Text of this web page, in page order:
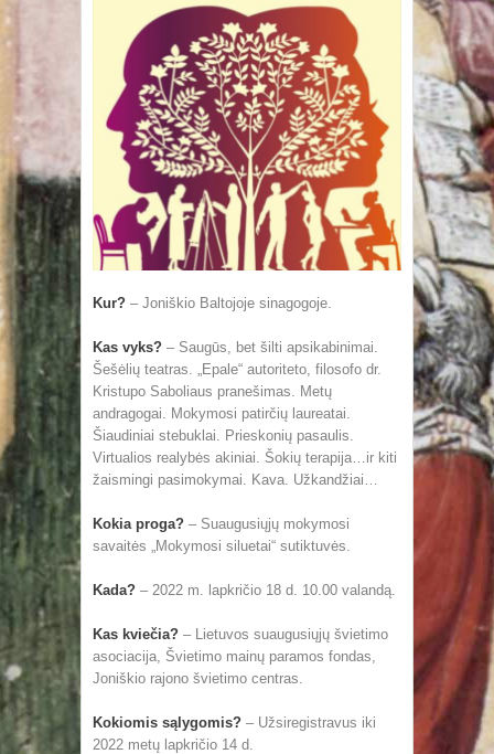
Kur? – Joniškio Baltojoje sinagogoje.
Kas vyks? – Saugūs, bet šilti apsikabinimai.
Šešėlių teatras. „Epale“ autoriteto, filosofo dr.
Kristupo Saboliaus pranešimas. Metų
andragogai. Mokymosi patirčių laureatai.
Šiaudiniai stebuklai. Prieskonių pasaulis.
Virtualios realybės akiniai. Šokių terapija…ir kiti
žaismingi pasimokymai. Kava. Užkandžiai…
Kokia proga? – Suaugusiųjų mokymosi
savaitės „Mokymosi siluetai“ sutiktuvės.
Kada? – 2022 m. lapkričio 18 d. 10.00 valandą.
Kas kviečia? – Lietuvos suaugusiųjų švietimo
asociacija, Švietimo mainų paramos fondas,
Joniškio rajono švietimo centras.
Kokiomis sąlygomis? – Užsiregistravus iki
2022 metų lapkričio 14 d.